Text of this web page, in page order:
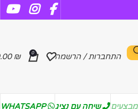
התחברות / הרשמה 0
₪
מבצעים שיחה עם נציג WHATSAPP